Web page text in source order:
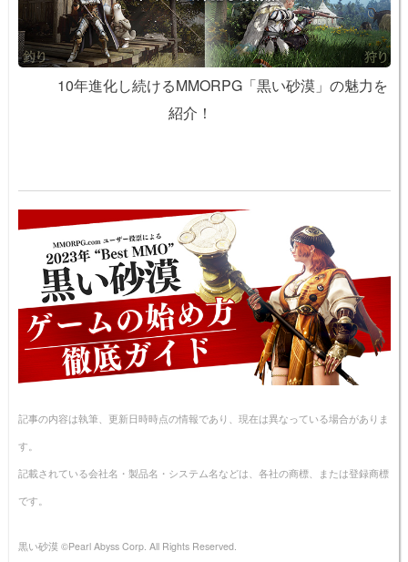
10年進化し続けるMMORPG「黒い砂漠」の魅力を
紹介！
記事の内容は執筆、更新日時時点の情報であり、現在は異なっている場合がありま
す。
記載されている会社名・製品名・システム名などは、各社の商標、または登録商標
です。
黒い砂漠 ©Pearl Abyss Corp. All Rights Reserved.